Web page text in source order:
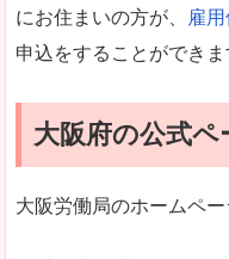
にお住まいの方が、 雇
申込をすることができま
大阪府の公式ペ
大阪労働局のホームペ